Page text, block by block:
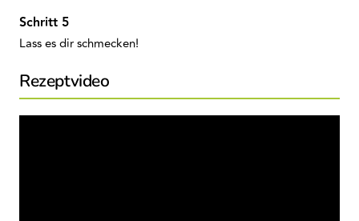
Lass es dir schmecken!
Rezeptvideo